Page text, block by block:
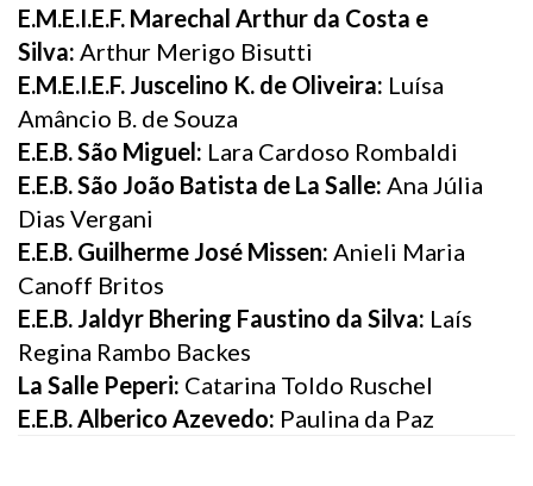
E.M.E.I.E.F. Marechal Arthur da Costa e
Silva: Arthur Merigo Bisutti
E.M.E.I.E.F. Juscelino K. de Oliveira: Luísa
Amâncio B. de Souza
E.E.B. São Miguel: Lara Cardoso Rombaldi
E.E.B. São João Batista de La Salle: Ana Júlia
Dias Vergani
E.E.B. Guilherme José Missen: Anieli Maria
Canoff Britos
E.E.B. Jaldyr Bhering Faustino da Silva: Laís
Regina Rambo Backes
La Salle Peperi: Catarina Toldo Ruschel
E.E.B. Alberico Azevedo: Paulina da Paz